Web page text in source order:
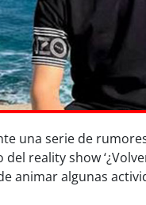
una serie de
reality show
animar algunas